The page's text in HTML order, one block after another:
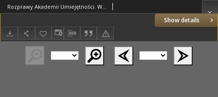
Show details
Rozprawy Akademii Umiejętności. Wydział Historyczno-Filozoficzny. Serya II. 1926. Tom 40. Nr. 1-5